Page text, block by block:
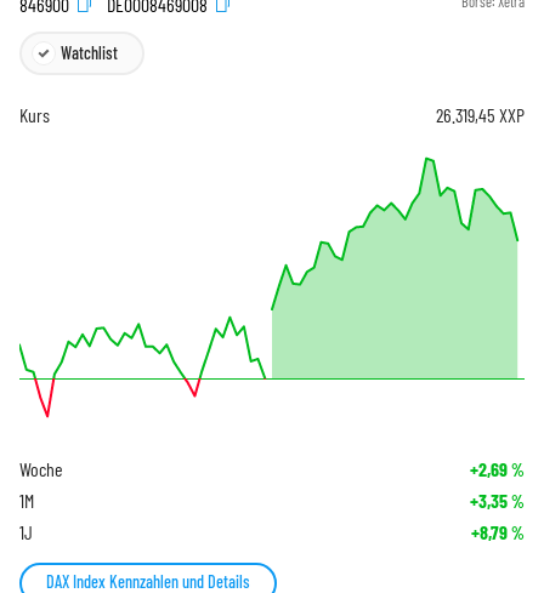
Watchlist
Kurs 26.319,45 XXP
Woche +2,69%
1M +3,35%
1J +8,79%
DAX Index Kennzahlen und Details